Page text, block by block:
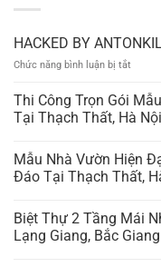
HACKED BY
Chức năng bình luận bị tắt
BY
Thi Công Trọn Gói
Tại Thạch Thất, Hà Nội
Mẫu Nhà Vườn Hiện
Đáo Tại Thạch Thất,
Biệt Thự 2 Tầng Mái
Lạng Giang, Bắc Giang